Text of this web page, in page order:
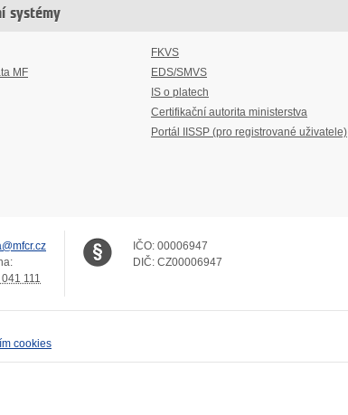
systémy
MF
FKVS
EDS/SMVS
IS o platech
Certifikační autorita ministerstva
Portál IISSP (pro registrované uživatele)
111
IČO: 00006947
DIČ: CZ00006947
cookies